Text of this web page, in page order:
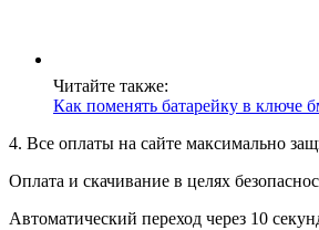
Читайте также:
Как поменять батарейку в ключе
4. Все оплаты на сайте максимально
Оплата и скачивание в целях
Автоматический переход через 10